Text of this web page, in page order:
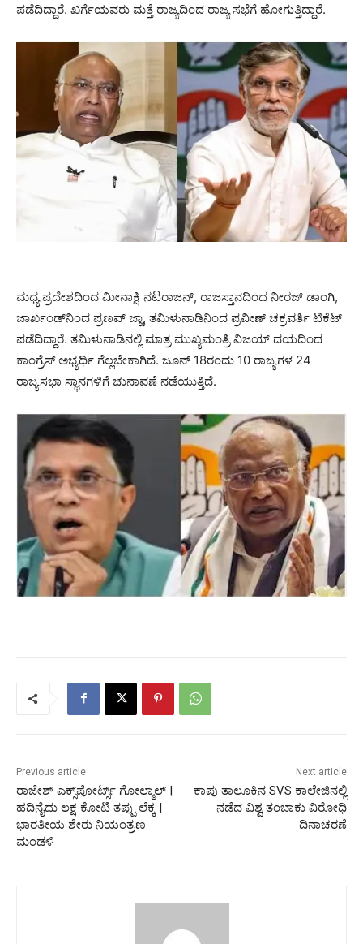
ಪಡೆದಿದ್ದಾರೆ. ಖರ್ಗೆಯವರು ಮತ್ತೆ ರಾಜ್ಯದಿಂದ ರಾಜ್ಯ ಸಭೆಗೆ ಹೋಗುತ್ತಿದ್ದಾರೆ.
ಮಧ್ಯ ಪ್ರದೇಶದಿಂದ ಮೀನಾಕ್ಷಿ ನಟರಾಜನ್, ರಾಜಸ್ತಾನದಿಂದ ನೀರಜ್ ಡಾಂಗಿ,
ಜಾರ್ಖಂಡ್‌ನಿಂದ ಪ್ರಣವ್ ಜ್ಹಾ, ತಮಿಳುನಾಡಿನಿಂದ ಪ್ರವೀಣ್ ಚಕ್ರವರ್ತಿ ಟಿಕೆಟ್
ಪಡೆದಿದ್ದಾರೆ. ತಮಿಳುನಾಡಿನಲ್ಲಿ ಮಾತ್ರ ಮುಖ್ಯಮಂತ್ರಿ ವಿಜಯ್ ದಯದಿಂದ
ಕಾಂಗ್ರೆಸ್ ಅಭ್ಯರ್ಥಿ ಗೆಲ್ಲಬೇಕಾಗಿದೆ. ಜೂನ್ 18ರಂದು 10 ರಾಜ್ಯಗಳ 24
ರಾಜ್ಯಸಭಾ ಸ್ಥಾನಗಳಿಗೆ ಚುನಾವಣೆ ನಡೆಯುತ್ತಿದೆ.
Previous article
ರಾಜೇಶ್ ಎಕ್ಸ್‌ಪೋರ್ಟ್ಸ್ ಗೋಲ್ಮಾಲ್ |
ಹದಿನೈದು ಲಕ್ಷ ಕೋಟಿ ತಪ್ಪು ಲೆಕ್ಕ |
ಭಾರತೀಯ ಶೇರು ನಿಯಂತ್ರಣ
ಮಂಡಳಿ
Next article
ಕಾಪು ತಾಲೂಕಿನ SVS ಕಾಲೇಜಿನಲ್ಲಿ
ನಡೆದ ವಿಶ್ವ ತಂಬಾಕು ವಿರೋಧಿ
ದಿನಾಚರಣೆ